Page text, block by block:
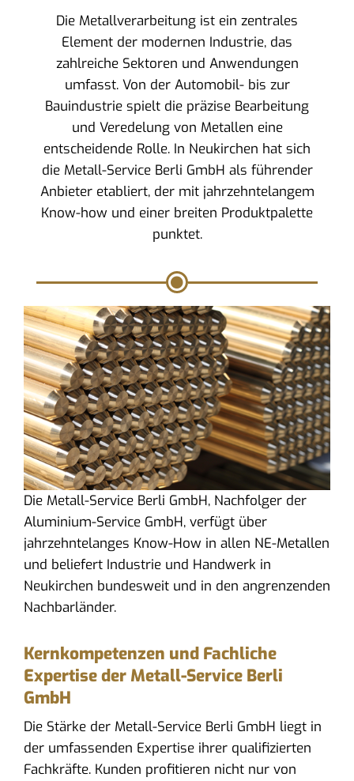
Die Metallverarbeitung ist ein zentrales
Element der modernen Industrie, das
zahlreiche Sektoren und Anwendungen
umfasst. Von der Automobil- bis zur
Bauindustrie spielt die präzise Bearbeitung
und Veredelung von Metallen eine
entscheidende Rolle. In Neukirchen hat sich
die Metall-Service Berli GmbH als führender
Anbieter etabliert, der mit jahrzehntelangem
Know-how und einer breiten Produktpalette
punktet.
Die Metall-Service Berli GmbH, Nachfolger der
Aluminium-Service GmbH, verfügt über
jahrzehntelanges Know-How in allen NE-Metallen
und beliefert Industrie und Handwerk in
Neukirchen bundesweit und in den angrenzenden
Nachbarländer.
Kernkompetenzen und Fachliche
Expertise der Metall-Service Berli
GmbH
Die Stärke der Metall-Service Berli GmbH liegt in
der umfassenden Expertise ihrer qualifizierten
Fachkräfte. Kunden profitieren nicht nur von